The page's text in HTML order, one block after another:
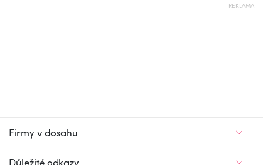
REKLAMA
Firmy v dosahu
Důležité odkazy